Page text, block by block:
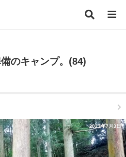
のキャンプ。(84)
2023年7月3日